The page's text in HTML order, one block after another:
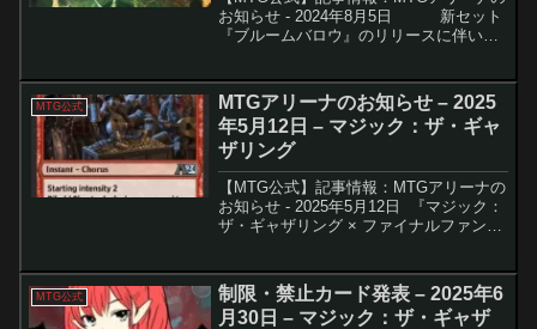
お知らせ - 2024年8月5日 新セット
『ブルームバロウ』のリリースに伴い、
ザリング（MTG）のプレイヤーた...
MTG公式
MTGアリーナのお知らせ – 2025
年5月12日 – マジック：ザ・ギャ
ザリング
【MTG公式】記事情報：MTGアリーナの
お知らせ - 2025年5月12日 『マジック：
ザ・ギャザリング × ファイナルファンタ
記事では、FFセットのプレオーダーや...
MTG公式
制限・禁止カード発表 – 2025年6
月30日 – マジック：ザ・ギャザ